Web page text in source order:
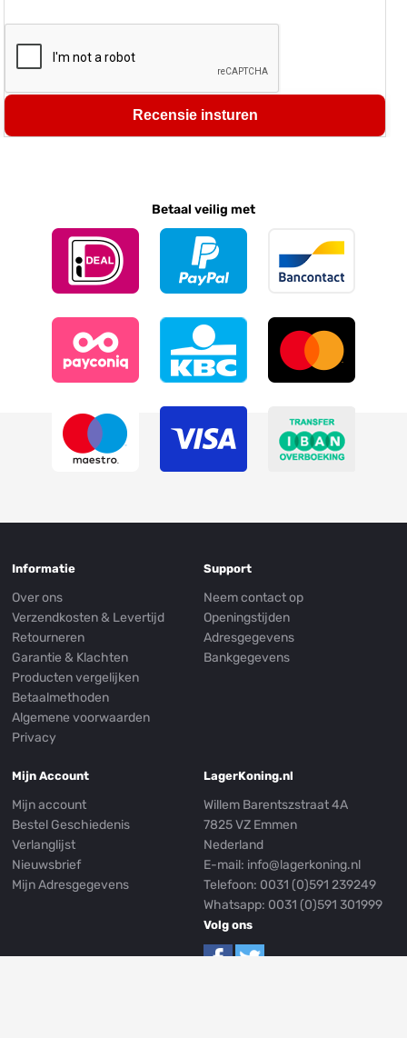
Recensie insturen
Betaal veilig met
Informatie
Over ons
Verzendkosten & Levertijd
Retourneren
Garantie & Klachten
Producten vergelijken
Betaalmethoden
Algemene voorwaarden
Privacy
Support
Neem contact op
Openingstijden
Adresgegevens
Bankgegevens
Mijn Account
Mijn account
Bestel Geschiedenis
Verlanglijst
Nieuwsbrief
Mijn Adresgegevens
LagerKoning.nl
Willem Barentszstraat 4A
7825 VZ Emmen
Nederland
E-mail: info@lagerkoning.nl
Telefoon: 0031 (0)591 239249
Whatsapp: 0031 (0)591 301999
Volg ons